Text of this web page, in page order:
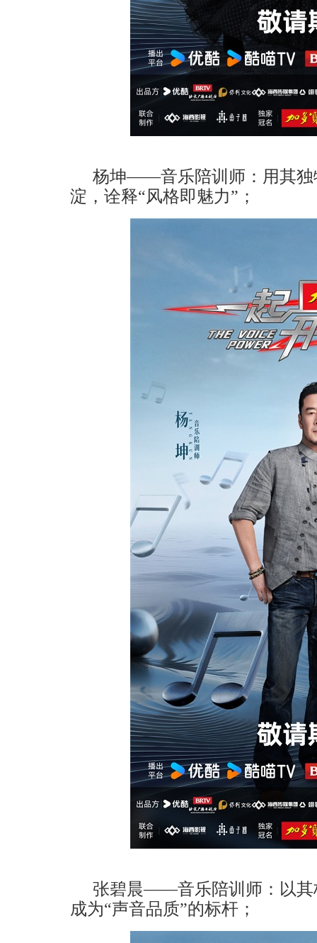
杨坤——音乐陪训师： 用其
淀，诠释“风格即魅力”；
张碧晨——音乐陪训师： 以
成为“声音品质”的标杆；